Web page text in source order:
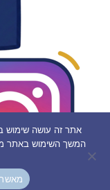
המשך השימוש באתר